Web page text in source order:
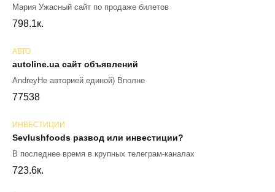
Мария Ужасный сайт по продаже билетов
798.1к.
АВТО
autoline.ua сайт объявлений
AndreyНе авторией единой) Вполне
77538
ИНВЕСТИЦИИ
Sevlushfoods развод или инвестиции?
В последнее время в крупных телеграм-каналах
723.6к.